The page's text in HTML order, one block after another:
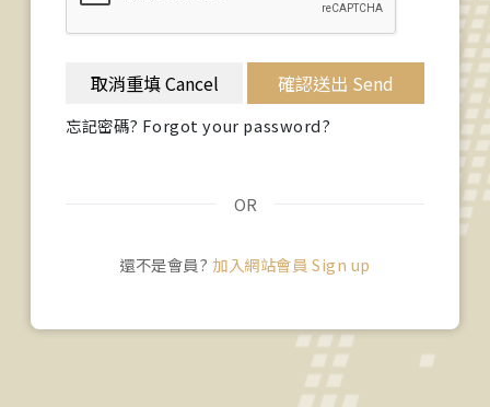
取消重填 Cancel 確認送出 Send
忘記密碼? Forgot your password?
OR
還不是會員? 加入網站會員 Sign up